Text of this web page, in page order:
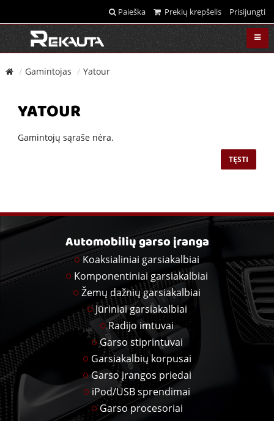
Paieška Prekių krepšelis Prisijungti
Gamintojas Yatour
YATOUR
Gamintojų sąraše nėra.
TĘSTI
Automobilių garso įranga
Koaksialiniai garsiakalbiai
Komponentiniai garsiakalbiai
Žemų dažnių garsiakalbiai
Jūriniai garsiakalbiai
Radijo imtuvai
Garso stiprintuvai
Garsiakalbių korpusai
Garso įrangos priedai
iPod/USB sprendimai
Garso procesoriai